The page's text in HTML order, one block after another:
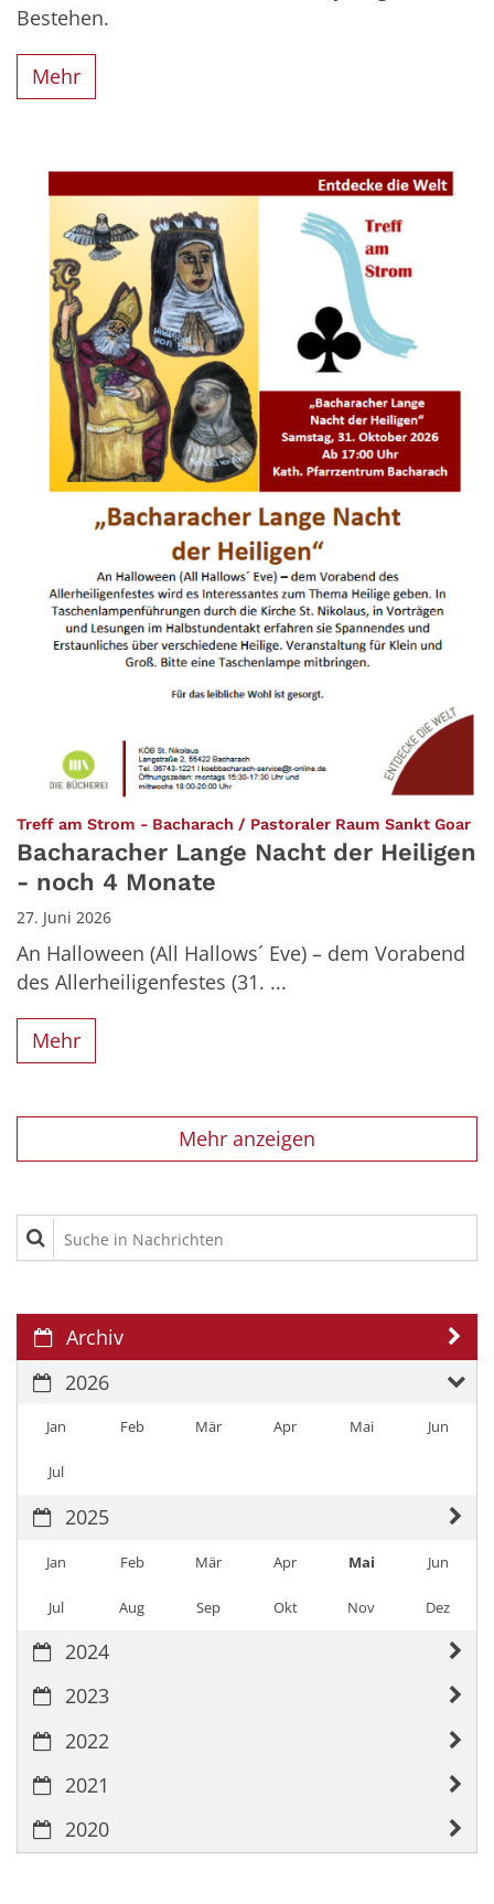
Bestehen.
Mehr
Treff am Strom - Bacharach / Pastoraler Raum Sankt Goar:
Bacharacher Lange Nacht der Heiligen
- noch 4 Monate
27. Juni 2026
An Halloween (All Hallows´ Eve) – dem Vorabend
des Allerheiligenfestes (31. ...
Mehr
Mehr anzeigen
Suche in Nachrichten
Archiv
2026
Jan Feb Mär Apr Mai Jun
Jul
2025
Jan Feb Mär Apr Mai Jun
Jul Aug Sep Okt Nov Dez
2024
2023
2022
2021
2020